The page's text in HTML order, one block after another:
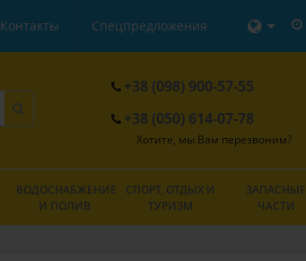
Контакты Спецпредложения
+38 (098) 900-57-55
+38 (050) 614-07-78
Хотите, мы Вам перезвоним?
ВОДОСНАБЖЕНИЕ
И ПОЛИВ
СПОРТ, ОТДЫХ И
ТУРИЗМ
ЗАПАСНЫЕ
ЧАСТИ